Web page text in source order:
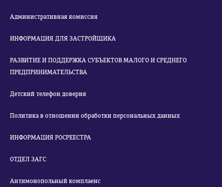
Административная комиссия
ИНФОРМАЦИЯ ДЛЯ ЗАСТРОЙЩИКА
РАЗВИТИЕ И ПОДДЕРЖКА СУБЪЕКТОВ МАЛОГО И СРЕДНЕГО
ПРЕДПРИНИМАТЕЛЬСТВА
Детский телефон доверия
Политика в отношении обработки персональных данных
ИНФОРМАЦИЯ РОСРЕЕСТРА
ОТДЕЛ ЗАГС
Антимонопольный комплаенс